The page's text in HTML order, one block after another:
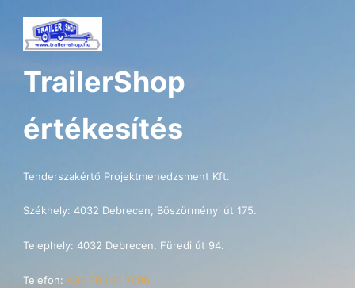
TrailerShop
értékesítés
Tenderszakértő Projektmenedzsment Kft.
Székhely: 4032 Debrecen, Böszörményi út 175.
Telephely: 4032 Debrecen, Füredi út 94.
Telefon: +36 70 621 7696